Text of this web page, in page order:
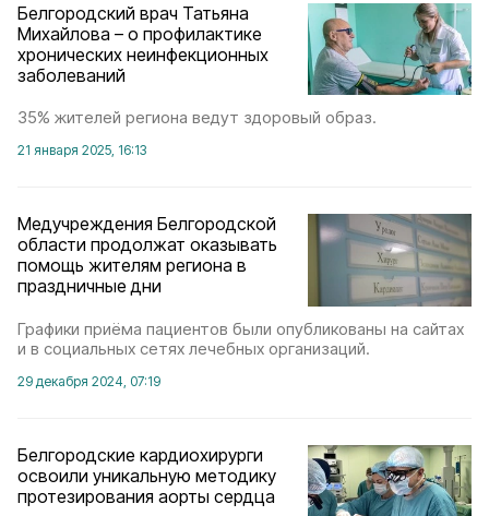
Белгородский врач Татьяна
Михайлова – о профилактике
хронических неинфекционных
заболеваний
35% жителей региона ведут здоровый образ.
21 января 2025, 16:13
Медучреждения Белгородской
области продолжат оказывать
помощь жителям региона в
праздничные дни
Графики приёма пациентов были опубликованы на сайтах
и в социальных сетях лечебных организаций.
29 декабря 2024, 07:19
Белгородские кардиохирурги
освоили уникальную методику
протезирования аорты сердца